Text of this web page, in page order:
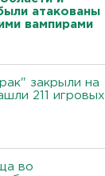
атакованы
вампирами
закрыли на
211 игровых
во